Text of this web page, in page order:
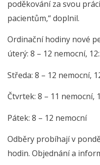
poděkování za svou
pacientům,“ doplnil.
Ordinační hodiny nové
úterý: 8 – 12 nemocní,
Středa: 8 – 12 nemocní,
Čtvrtek: 8 – 11 nemocní,
Pátek: 8 – 12 nemocní
Odběry probíhají v
hodin. Objednání a